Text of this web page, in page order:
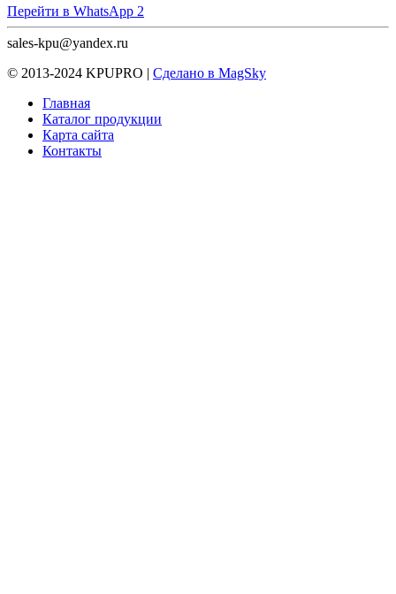
Перейти в WhatsApp 2
sales-kpu@yandex.ru
© 2013-2024 KPUPRO | Сделано в MagSky
Главная
Каталог продукции
Карта сайта
Контакты